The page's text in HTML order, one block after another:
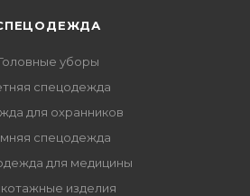
уборы
спецодежда
для охранников
спецодежда
для медицины
изделия